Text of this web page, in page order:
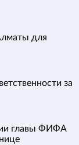
для
за
главы ФИФА